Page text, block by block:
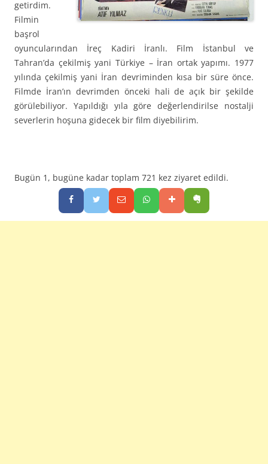
getirdim.
Filmin
başrol
oyuncularından İreç Kadiri İranlı. Film İstanbul ve
Tahran’da çekilmiş yani Türkiye – İran ortak yapımı. 1977
yılında çekilmiş yani İran devriminden kısa bir süre önce.
Filmde İran’ın devrimden önceki hali de açık bir şekilde
görülebiliyor. Yapıldığı yıla göre değerlendirilse nostalji
severlerin hoşuna gidecek bir film diyebilirim.
Bugün 1, bugüne kadar toplam 721 kez ziyaret edildi.